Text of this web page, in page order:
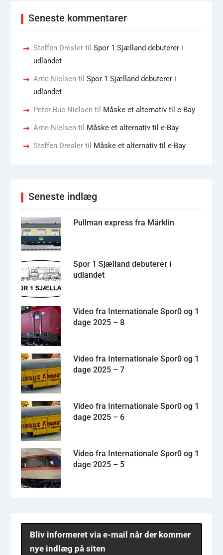
Seneste kommentarer
Steffen Dreslertil Spor 1 Sjælland debuterer i
udlandet
Arne Nielsentil Spor 1 Sjælland debuterer i
udlandet
Peter Bue Nielsentil Måske et alternativ til e-Bay
Arne Nielsentil Måske et alternativ til e-Bay
Steffen Dreslertil Måske et alternativ til e-Bay
Seneste indlæg
Pullman express fra Märklin
Spor 1 Sjælland debuterer i
udlandet
Video fra Internationale Spor0 og 1
dage 2025 – 8
Video fra Internationale Spor0 og 1
dage 2025 – 7
Video fra Internationale Spor0 og 1
dage 2025 – 6
Video fra Internationale Spor0 og 1
dage 2025 – 5
Bliv informeret via e-mail når der kommer
nye indlæg på siten